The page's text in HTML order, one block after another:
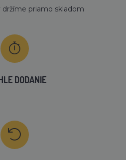
priamo skladom
DODANIE